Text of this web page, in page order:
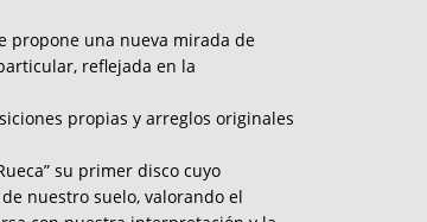
propone una nueva mirada de
reflejada en la
propias y arreglos originales
su primer disco cuyo
nuestro suelo, valorando el